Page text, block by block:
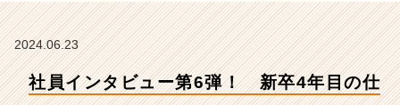
イ
2024.06.23
社員インタビュー第6弾！ 新卒4年目の仕